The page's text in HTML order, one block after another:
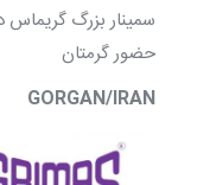
سمینار بزرگ گریماس
حضور گرمتان
GORGAN/IRAN